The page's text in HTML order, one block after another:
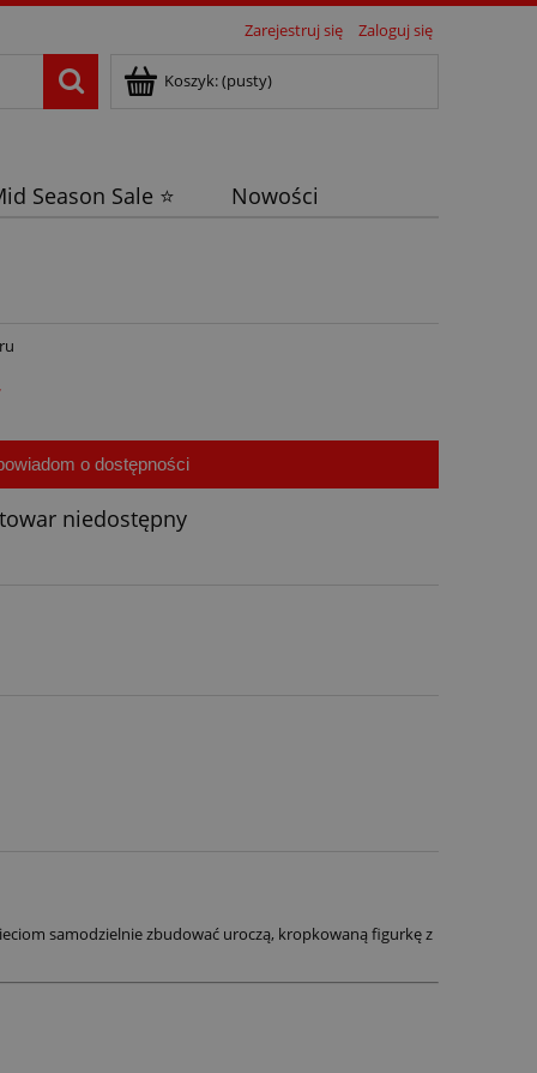
Zarejestruj się Zaloguj się
Koszyk:(pusty)
Season Sale ⭐ Nowości
o dostępności
towar niedostępny
samodzielnie zbudować uroczą, kropkowaną figurkę z